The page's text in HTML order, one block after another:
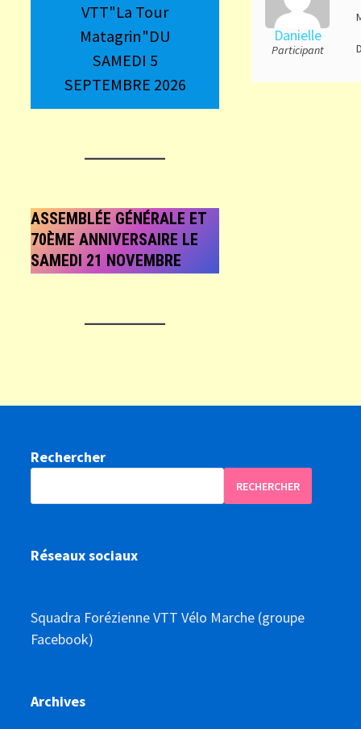
Danielle
Participant
VTT"La Tour
Matagrin"DU
SAMEDI 5
SEPTEMBRE 2026
ASSEMBLÉE GÉNÉRALE ET
70ÈME ANNIVERSAIRE LE
SAMEDI 21 NOVEMBRE
Rechercher
RECHERCHER
Réseaux sociaux
Squadra Forézienne VTT Vélo Marche (groupe
Facebook)
Archives